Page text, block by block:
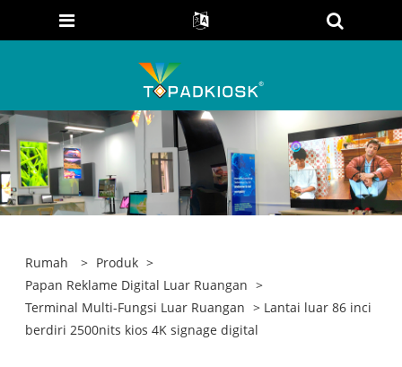
Rumah > Produk >
Papan Reklame Digital Luar Ruangan >
Terminal Multi-Fungsi Luar Ruangan > Lantai luar 86 inci
berdiri 2500nits kios 4K signage digital